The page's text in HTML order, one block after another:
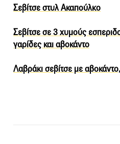
Σεβίτσε στυλ Ακαπούλκο
Σεβίτσε σε 3 χυμούς
γαρίδες και αβοκάντο
Λαβράκι σεβίτσε με